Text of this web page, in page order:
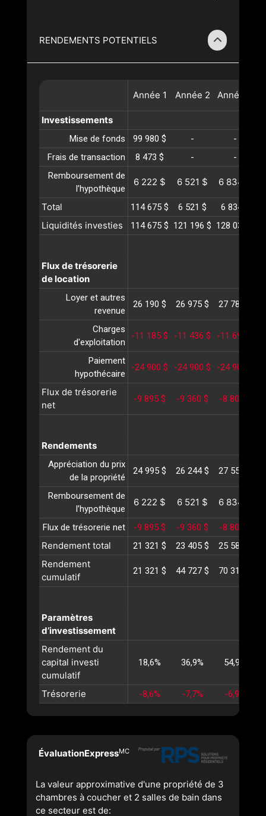
RENDEMENTS POTENTIELS
Année 1 Année 2 Année
Investissements
Mise de fonds 99 980 $ -
-
Frais de transaction
8 473 $ -
-
Remboursement de
l’hypothèque
6 222 $ 6 521 $ 6 834 $
Total 114 675 $ 6 521 $ 6 834 $
Liquidités investies 114 675 $ 121 196 $ 128 031 $
Flux de trésorerie
de location
Loyer et autres
revenue
26 190 $ 26 975 $ 27 784 $
Charges
d'exploitation
-11 185 $ -11 436 $ -11 692 $
Paiement
hypothécaire
-24 900 $ -24 900 $ -24 900 $
Flux de trésorerie
net
-9 895 $ -9 360 $ -8 807 $
Rendements
Appréciation du prix
de la propriété
24 995 $ 26 244 $ 27 556 $
Remboursement de
l’hypothèque
6 222 $ 6 521 $ 6 834 $
Flux de trésorerie net -9 895 $ -9 360 $ -8 807 $
Rendement total 21 321 $ 23 405 $ 25 583 $
Rendement
cumulatif
21 321 $ 44 727 $ 70 310 $
Paramètres
d’investissement
Rendement du
capital investi
cumulatif
18,6% 36,9% 54,9%
Trésorerie -8,6% -7,7% -6,9%
ÉvaluationExpressMC
La valeur approximative d'une propriété de 3
chambres à coucher et 2 salles de bain dans
ce secteur est de: